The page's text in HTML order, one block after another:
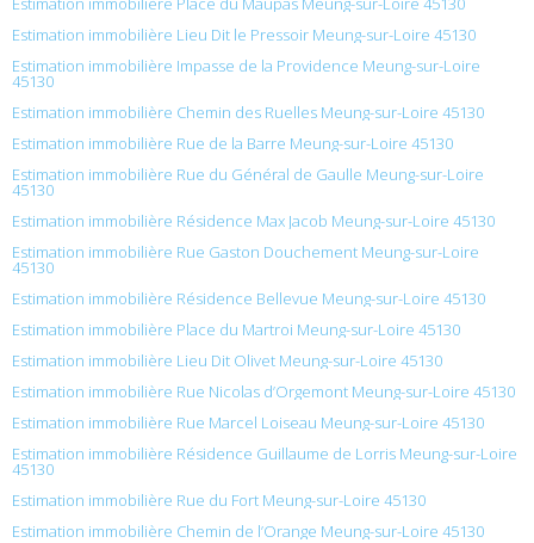
Estimation immobilière Lieu Dit le Pressoir Meung-sur-Loire 45130
Estimation immobilière Impasse de la Providence Meung-sur-Loire
45130
Estimation immobilière Chemin des Ruelles Meung-sur-Loire 45130
Estimation immobilière Rue de la Barre Meung-sur-Loire 45130
Estimation immobilière Rue du Général de Gaulle Meung-sur-Loire
45130
Estimation immobilière Résidence Max Jacob Meung-sur-Loire 45130
Estimation immobilière Rue Gaston Douchement Meung-sur-Loire
45130
Estimation immobilière Résidence Bellevue Meung-sur-Loire 45130
Estimation immobilière Place du Martroi Meung-sur-Loire 45130
Estimation immobilière Lieu Dit Olivet Meung-sur-Loire 45130
Estimation immobilière Rue Nicolas d’Orgemont Meung-sur-Loire 45130
Estimation immobilière Rue Marcel Loiseau Meung-sur-Loire 45130
Estimation immobilière Résidence Guillaume de Lorris Meung-sur-Loire
45130
Estimation immobilière Rue du Fort Meung-sur-Loire 45130
Estimation immobilière Chemin de l’Orange Meung-sur-Loire 45130